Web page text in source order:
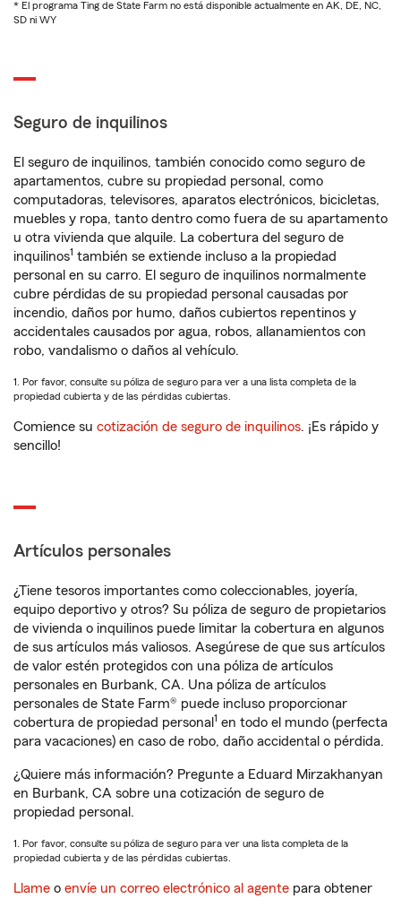
* El programa Ting de State Farm no está disponible actualmente en AK, DE, NC,
SD ni WY
Seguro de inquilinos
El seguro de inquilinos, también conocido como seguro de
apartamentos, cubre su propiedad personal, como
computadoras, televisores, aparatos electrónicos, bicicletas,
muebles y ropa, tanto dentro como fuera de su apartamento
u otra vivienda que alquile. La cobertura del seguro de
inquilinos1 también se extiende incluso a la propiedad
personal en su carro. El seguro de inquilinos normalmente
cubre pérdidas de su propiedad personal causadas por
incendio, daños por humo, daños cubiertos repentinos y
accidentales causados por agua, robos, allanamientos con
robo, vandalismo o daños al vehículo.
1. Por favor, consulte su póliza de seguro para ver a una lista completa de la
propiedad cubierta y de las pérdidas cubiertas.
Comience su cotización de seguro de inquilinos. ¡Es rápido y
sencillo!
Artículos personales
¿Tiene tesoros importantes como coleccionables, joyería,
equipo deportivo y otros? Su póliza de seguro de propietarios
de vivienda o inquilinos puede limitar la cobertura en algunos
de sus artículos más valiosos. Asegúrese de que sus artículos
de valor estén protegidos con una póliza de artículos
personales en Burbank, CA. Una póliza de artículos
personales de State Farm® puede incluso proporcionar
cobertura de propiedad personal 1 en todo el mundo (perfecta
para vacaciones) en caso de robo, daño accidental o pérdida.
¿Quiere más información? Pregunte a Eduard Mirzakhanyan
en Burbank, CA sobre una cotización de seguro de
propiedad personal.
1. Por favor, consulte su póliza de seguro para ver una lista completa de la
propiedad cubierta y de las pérdidas cubiertas.
Llame o envíe un correo electrónico al agente para obtener